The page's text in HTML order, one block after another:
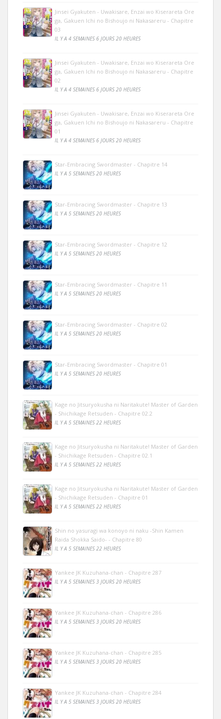
Jinsei Gyakuten - Uwakisare, Enzai wo Kiserareta Ore
ga, Gakuen Ichi no Bishoujo ni Nakasareru - Chapitre
03
IL Y A 4 SEMAINES 6 JOURS 20 HEURES
Jinsei Gyakuten - Uwakisare, Enzai wo Kiserareta Ore
ga, Gakuen Ichi no Bishoujo ni Nakasareru - Chapitre
02
IL Y A 4 SEMAINES 6 JOURS 20 HEURES
Jinsei Gyakuten - Uwakisare, Enzai wo Kiserareta Ore
ga, Gakuen Ichi no Bishoujo ni Nakasareru - Chapitre
01
IL Y A 4 SEMAINES 6 JOURS 20 HEURES
Star-Embracing Swordmaster - Chapitre 14
IL Y A 5 SEMAINES 20 HEURES
Star-Embracing Swordmaster - Chapitre 13
IL Y A 5 SEMAINES 20 HEURES
Star-Embracing Swordmaster - Chapitre 12
IL Y A 5 SEMAINES 20 HEURES
Star-Embracing Swordmaster - Chapitre 11
IL Y A 5 SEMAINES 20 HEURES
Star-Embracing Swordmaster - Chapitre 02
IL Y A 5 SEMAINES 20 HEURES
Star-Embracing Swordmaster - Chapitre 01
IL Y A 5 SEMAINES 20 HEURES
Kage no Jitsuryokusha ni Naritakute! Master of Garden
- Shichikage Retsuden - Chapitre 02.2
IL Y A 5 SEMAINES 22 HEURES
Kage no Jitsuryokusha ni Naritakute! Master of Garden
- Shichikage Retsuden - Chapitre 02.1
IL Y A 5 SEMAINES 22 HEURES
Kage no Jitsuryokusha ni Naritakute! Master of Garden
- Shichikage Retsuden - Chapitre 01
IL Y A 5 SEMAINES 22 HEURES
Shin no yasuragi wa konoyo ni naku -Shin Kamen
Raida Shokka Saido- - Chapitre 80
IL Y A 5 SEMAINES 22 HEURES
Yankee JK Kuzuhana-chan - Chapitre 287
IL Y A 5 SEMAINES 3 JOURS 20 HEURES
Yankee JK Kuzuhana-chan - Chapitre 286
IL Y A 5 SEMAINES 3 JOURS 20 HEURES
Yankee JK Kuzuhana-chan - Chapitre 285
IL Y A 5 SEMAINES 3 JOURS 20 HEURES
Yankee JK Kuzuhana-chan - Chapitre 284
IL Y A 5 SEMAINES 3 JOURS 20 HEURES